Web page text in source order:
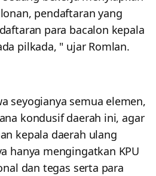
pendaftaran yang
para bacalon kepala
pilkada, " ujar Romlan.
seyogianya semua elemen,
kondusif daerah ini, agar
kepala daerah ulang
hanya mengingatkan KPU
dan tegas serta para